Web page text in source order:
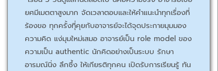
ยศมีเมตตาสูงมาก จัดเวลาตอบและให้คำแนะนำทุกเรื่องที่
ร้องขอ ทุกครั้งทีุ่คุยกับอาจารย์จะได้จุดประกายมุมมอง
ความคิด แง่มุมใหม่เสมอ อาจารย์เป็น role model ของ
ความเป็น authentic นักคิดอย่างเป็นระบบ รักษา
อารมณ์นิ่ง ลึกซึ้ง ให้เกียรติทุกคน เปิดรับการเรียนรู้ ทัน